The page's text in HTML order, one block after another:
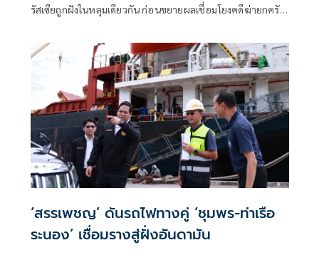
รัสเซียถูกฝังในหลุมเดียวกัน ก่อนขยายผลเชื่อมโยงคดีฆ่ายกครัว
หาความเชื่อมโยงคดีอื่นเพิ่มเติม
‘สรรเพชญ’ ดันรถไฟทางคู่ ‘ชุมพร-ท่าเรือ
ระนอง’ เชื่อมรางสู่ฝั่งอันดามัน